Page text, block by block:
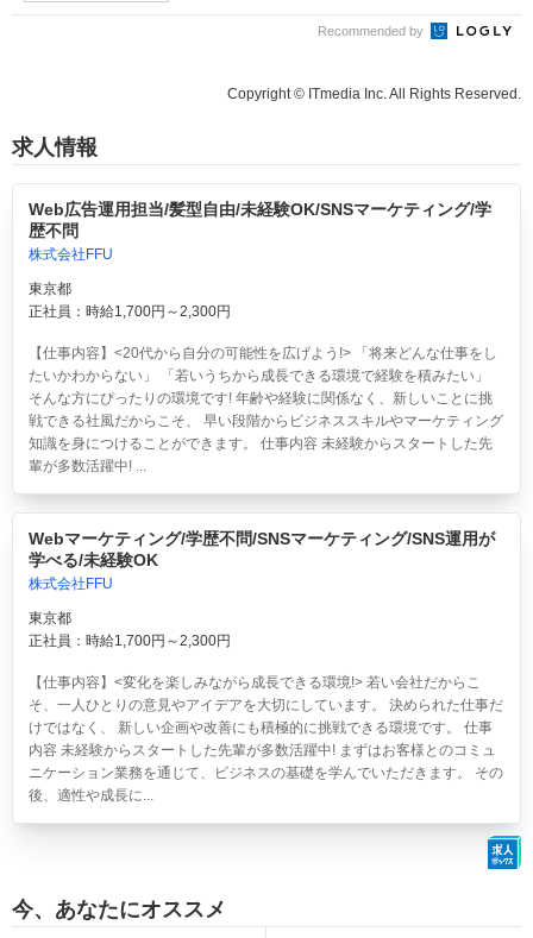
Recommended by
Copyright © ITmedia Inc. All Rights Reserved.
求人情報
Web広告運用担当/髪型自由/未経験OK/SNSマーケティング/学
歴不問
株式会社FFU
東京都
正社員：時給1,700円～2,300円
【仕事内容】<20代から自分の可能性を広げよう!> 「将来どんな仕事をし
たいかわからない」 「若いうちから成長できる環境で経験を積みたい」
そんな方にぴったりの環境です! 年齢や経験に関係なく、新しいことに挑
戦できる社風だからこそ、 早い段階からビジネススキルやマーケティング
知識を身につけることができます。 仕事内容 未経験からスタートした先
輩が多数活躍中! ...
Webマーケティング/学歴不問/SNSマーケティング/SNS運用が
学べる/未経験OK
株式会社FFU
東京都
正社員：時給1,700円～2,300円
【仕事内容】<変化を楽しみながら成長できる環境!> 若い会社だからこ
そ、一人ひとりの意見やアイデアを大切にしています。 決められた仕事だ
けではなく、 新しい企画や改善にも積極的に挑戦できる環境です。 仕事
内容 未経験からスタートした先輩が多数活躍中! まずはお客様とのコミュ
ニケーション業務を通じて、ビジネスの基礎を学んでいただきます。 その
後、適性や成長に...
今、あなたにオススメ